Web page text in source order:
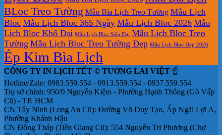
BLoc Treo Tường Mẫu Bìa Lịch Treo Tường Mẫu Lịch
Bloc Mẫu Lịch Bloc 365 Ngày Mẫu Lịch Bloc 2026 Mẫu
Lịch Bloc Khổ Đại Mẫu Lịch Bloc Siêu Đại Mẫu Lịch Bloc Treo
Tường Mẫu Lịch Bloc Treo Tường Đẹp Mẫu Lịch Bloc Đẹp 2026
Ép Kim Bìa Lịch
CÔNG TY IN LỊCH TẾT © TƯƠNG LAI VIỆT ☝️
Hotline/Zalo: 0983.559.554 - 0913.559.554 - 0937.559.554
Trụ sở chính: 950/9 Nguyễn Kiệm - Phường Hạnh Thông (Gò Vấp
Cũ) - TP. HCM
CN Tây Ninh (Long An Cũ): Đường Võ Duy Tạo, Ấp Ngãi Lợi A,
Phường Khánh Hậu
CN Đồng Tháp (Tiền Giang Cũ): 554 Nguyễn Tri Phương (Chợ